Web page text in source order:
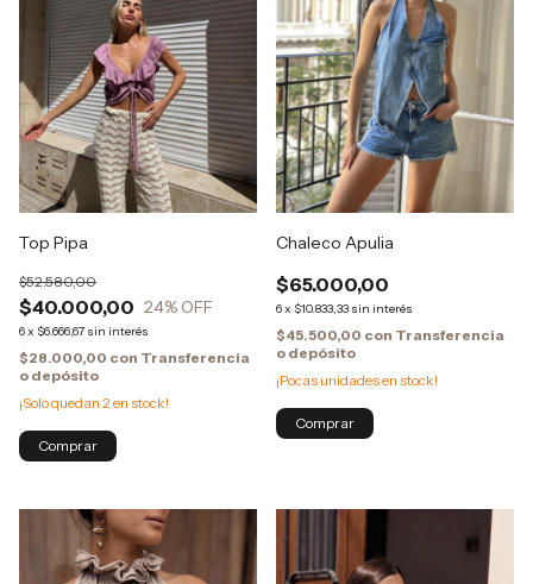
Top Pipa
$40.000,00
$52.580,00
24% OFF
6x $6.666,67 sin interés
$28.000,00 con Transferencia
o depósito
¡Solo quedan 2en stock!
Comprar
Chaleco Apulia
$65.000,00
6x $10.833,33 sin interés
$45.500,00 con Transferencia
o depósito
¡Pocas unidades en stock!
Comprar